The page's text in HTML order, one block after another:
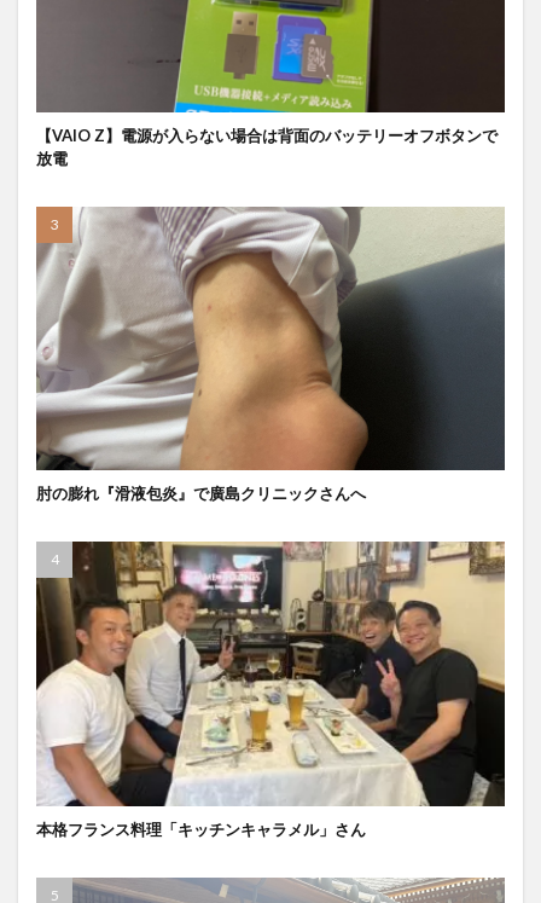
【VAIO Z】電源が入らない場合は背面のバッテリーオフボタンで
放電
肘の膨れ『滑液包炎』で廣島クリニックさんへ
本格フランス料理「キッチンキャラメル」さん